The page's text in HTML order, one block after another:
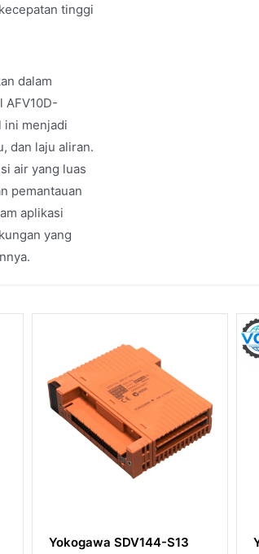
tinggi
dalam
AFV10D-
ini menjadi
dan laju aliran.
air yang luas
pemantauan
aplikasi
yang
Yokogawa SDV144-S13